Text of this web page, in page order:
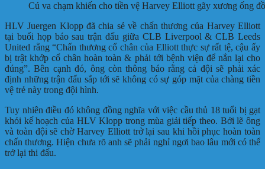
Cú va chạm khiến cho tiền vệ Harvey Elliott gãy xương ống
HLV Juergen Klopp đã chia sẻ về chấn thương của Harvey Elliott
tại buổi họp báo sau trận đấu giữa CLB Liverpool & CLB Leeds
United rằng “Chấn thương cổ chân của Elliott thực sự rất tệ, cậu ấy
bị trật khớp cổ chân hoàn toàn & phải tới bệnh viện để nắn lại cho
đúng”. Bên cạnh đó, ông còn thông báo rằng cả đội sẽ phải xác
định những trận đấu sắp tới sẽ không có sự góp mặt của chàng tiền
vệ trẻ này trong đội hình.
Tuy nhiên điều đó không đồng nghĩa với việc cầu thủ 18 tuổi bị gạt
khỏi kế hoạch của HLV Klopp trong mùa giải tiếp theo. Bởi lẽ ông
và toàn đội sẽ chờ Harvey Elliott trở lại sau khi hồi phục hoàn toàn
chấn thương. Hiện chưa rõ anh sẽ phải nghỉ ngơi bao lâu mới có thể
trở lại thi đấu.